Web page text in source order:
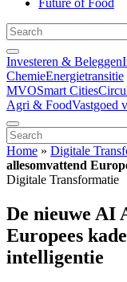
Future of Food
Investeren & Beleggen
ChemieEnergietransitie
MVOSmart Cities
Agri & FoodVastgoed
Home » Digitale
allesomvattend
Digitale Transformatie
De nieuwe AI
Europees
intelligentie